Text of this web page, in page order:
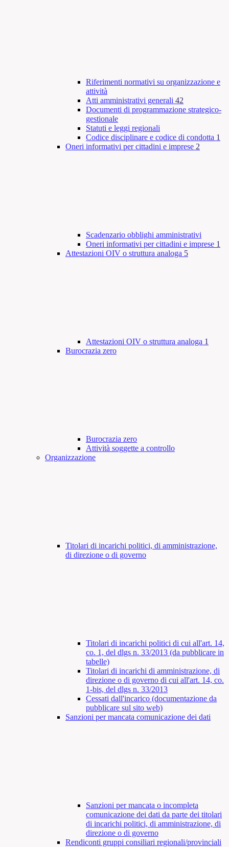
Riferimenti normativi su organizzazione e
attività
Atti amministrativi generali 42
Documenti di programmazione strategico-
gestionale
Statuti e leggi regionali
Codice disciplinare e codice di condotta 1
Oneri informativi per cittadini e imprese 2
Scadenzario obblighi amministrativi
Oneri informativi per cittadini e imprese 1
Attestazioni OIV o struttura analoga 5
Attestazioni OIV o struttura analoga 1
Burocrazia zero
Burocrazia zero
Attività soggette a controllo
Organizzazione
Titolari di incarichi politici, di amministrazione,
di direzione o di governo
Titolari di incarichi politici di cui all'art. 14,
co. 1, del dlgs n. 33/2013 (da pubblicare in
tabelle)
Titolari di incarichi di amministrazione, di
direzione o di governo di cui all'art. 14, co.
1-bis, del dlgs n. 33/2013
Cessati dall'incarico (documentazione da
pubblicare sul sito web)
Sanzioni per mancata comunicazione dei dati
Sanzioni per mancata o incompleta
comunicazione dei dati da parte dei titolari
di incarichi politici, di amministrazione, di
direzione o di governo
Rendiconti gruppi consiliari regionali/provinciali